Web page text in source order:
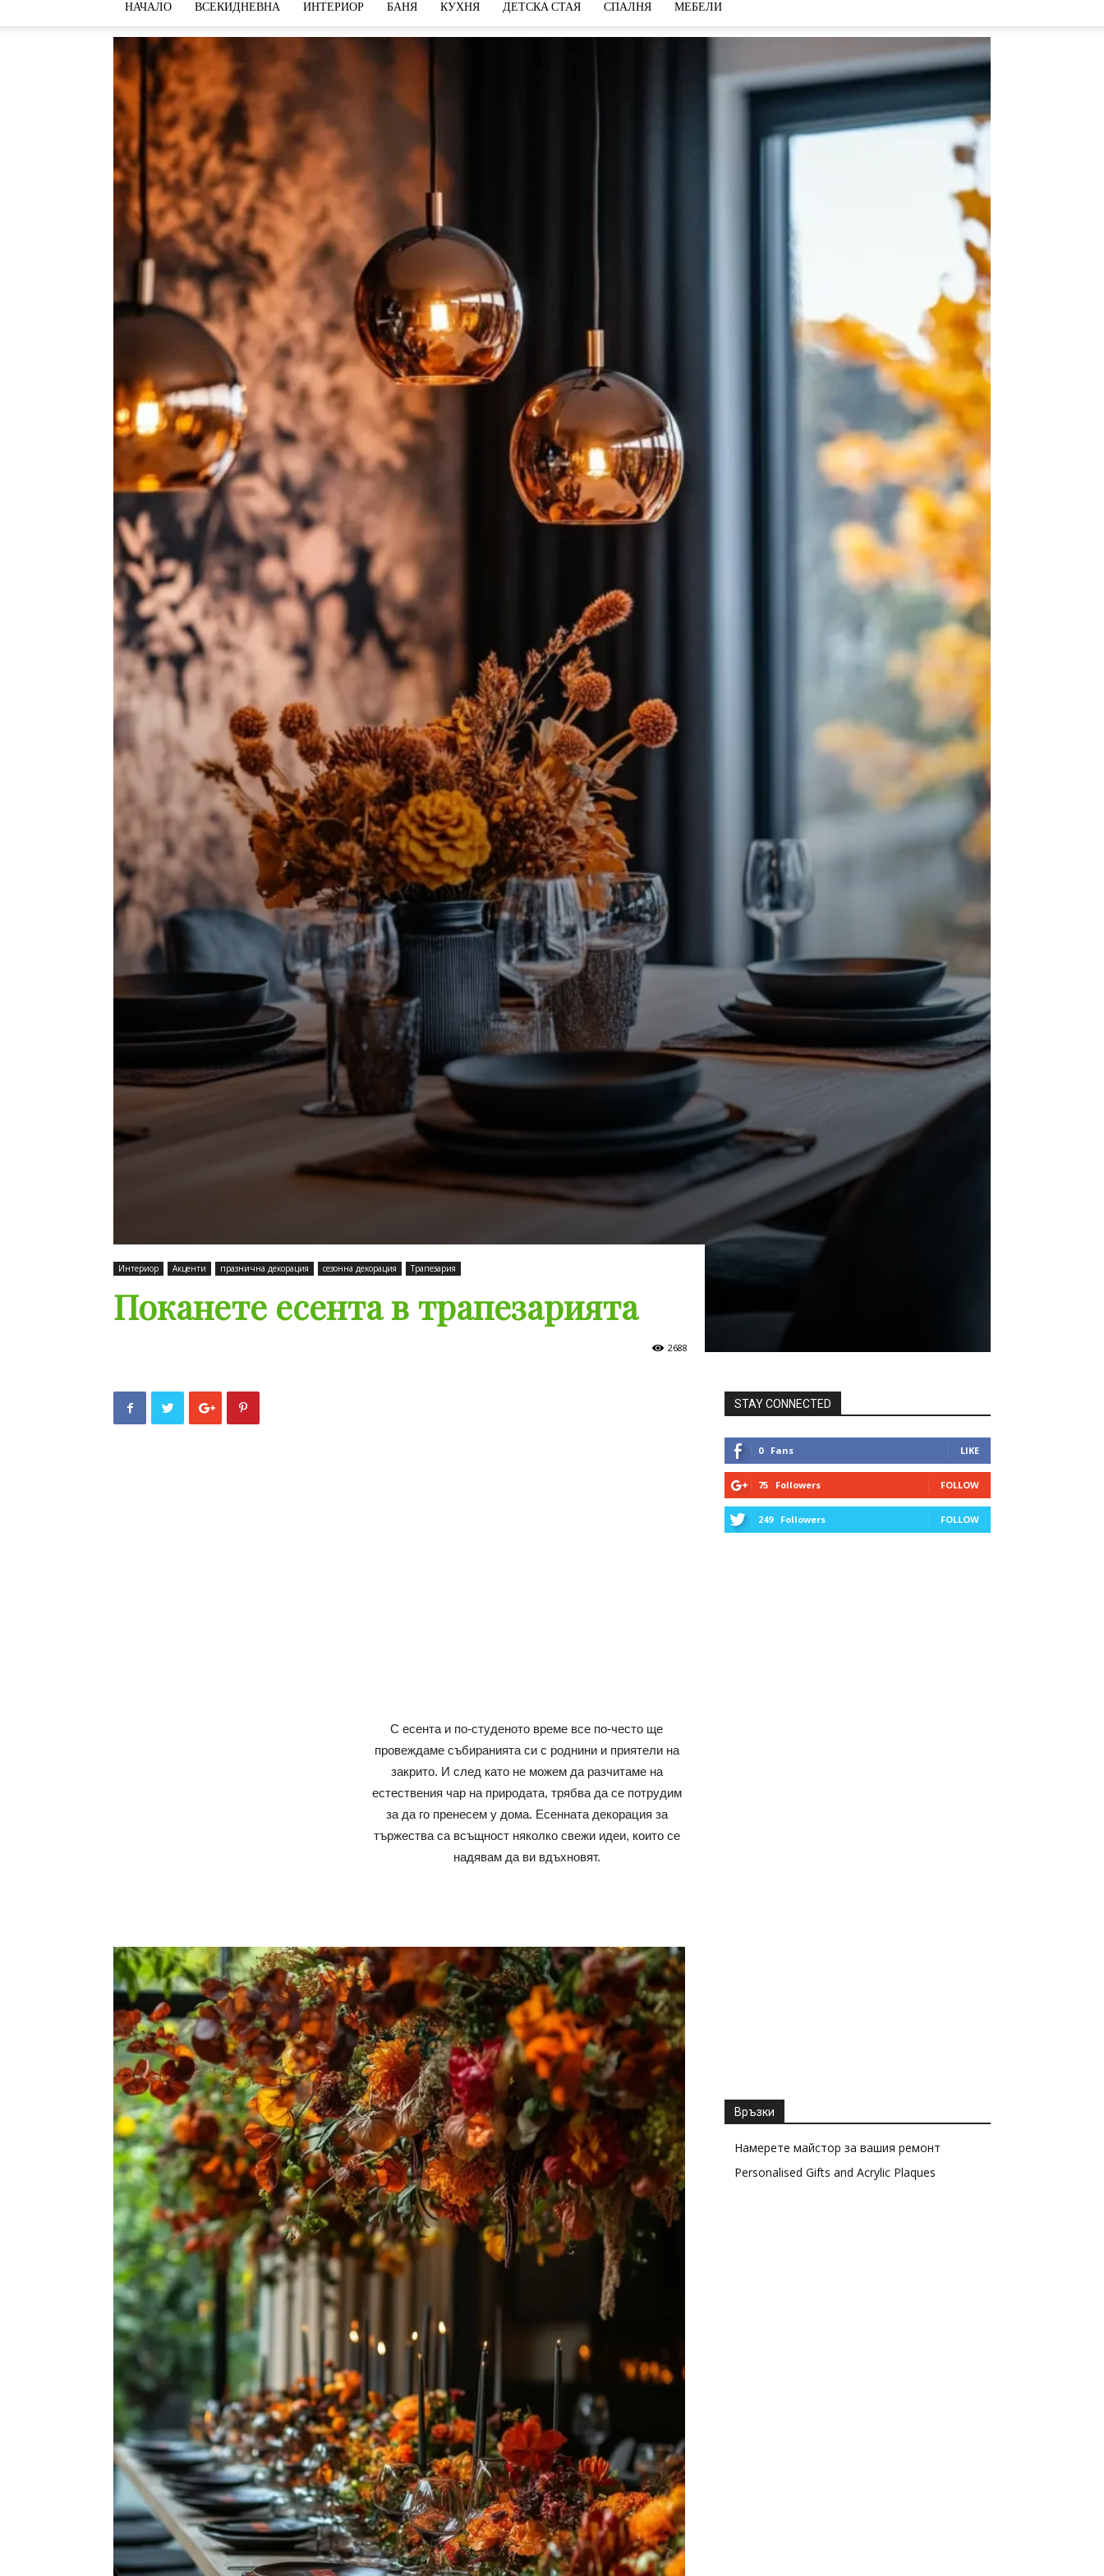
НАЧАЛО ВСЕКИДНЕВНА ИНТЕРИОР БАНЯ КУХНЯ ДЕТСКА СТАЯ СПАЛНЯ МЕБЕЛИ
Интериор Акценти празнична декорация сезонна декорация Трапезария
Поканете есента в трапезарията
2688
С есента и по-студеното време все по-често ще
провеждаме събиранията си с роднини и приятели на
закрито. И след като не можем да разчитаме на
естествения чар на природата, трябва да се потрудим
за да го пренесем у дома. Есенната декорация за
тържества са всъщност няколко свежи идеи, които се
надявам да ви вдъхновят.
STAY CONNECTED
0 Fans LIKE
75 Followers FOLLOW
249 Followers FOLLOW
Връзки
Намерете майстор за вашия ремонт
Personalised Gifts and Acrylic Plaques